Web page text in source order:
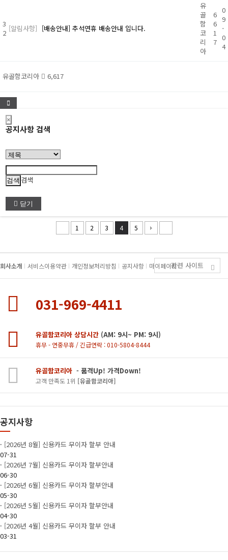
3
2 [알림사항] [배송안내] 추석연휴 배송안내 입니다.
유
골
함
코
리
아
6
6
1
7
0
9
-
0
4
유골함코리아 6,617
×
공지사항 검색
검색
닫기
1 2 3 4 5
회사소개 서비스이용약관 개인정보처리방침 공지사항 마이페이지관련 사이트
031-969-4411
유골함코리아 상담시간 (AM: 9시~ PM: 9시)
휴무 - 연중무휴 / 긴급연락 : 010-5804-8444
유골함코리아 - 품격Up! 가격Down!
고객 만족도 1위 [유골함코리아]
공지사항
· [2026년 8월] 신용카드 무이자 할부 안내
07-31
· [2026년 7월] 신용카드 무이자 할부안내
06-30
· [2026년 6월] 신용카드 무이자 할부안내
05-30
· [2026년 5월] 신용카드 무이자 할부안내
04-30
· [2026년 4월] 신용카드 무이자 할부 안내
03-31